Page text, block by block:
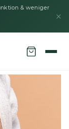
& weniger